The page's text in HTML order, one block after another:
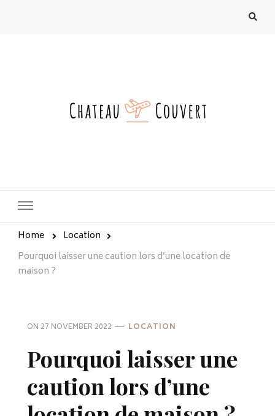
Home
Location
Pourquoi laisser une caution lors d’une location de
maison ?
ON 27 NOVEMBER 2022 LOCATION
Pourquoi laisser une
caution lors d’une